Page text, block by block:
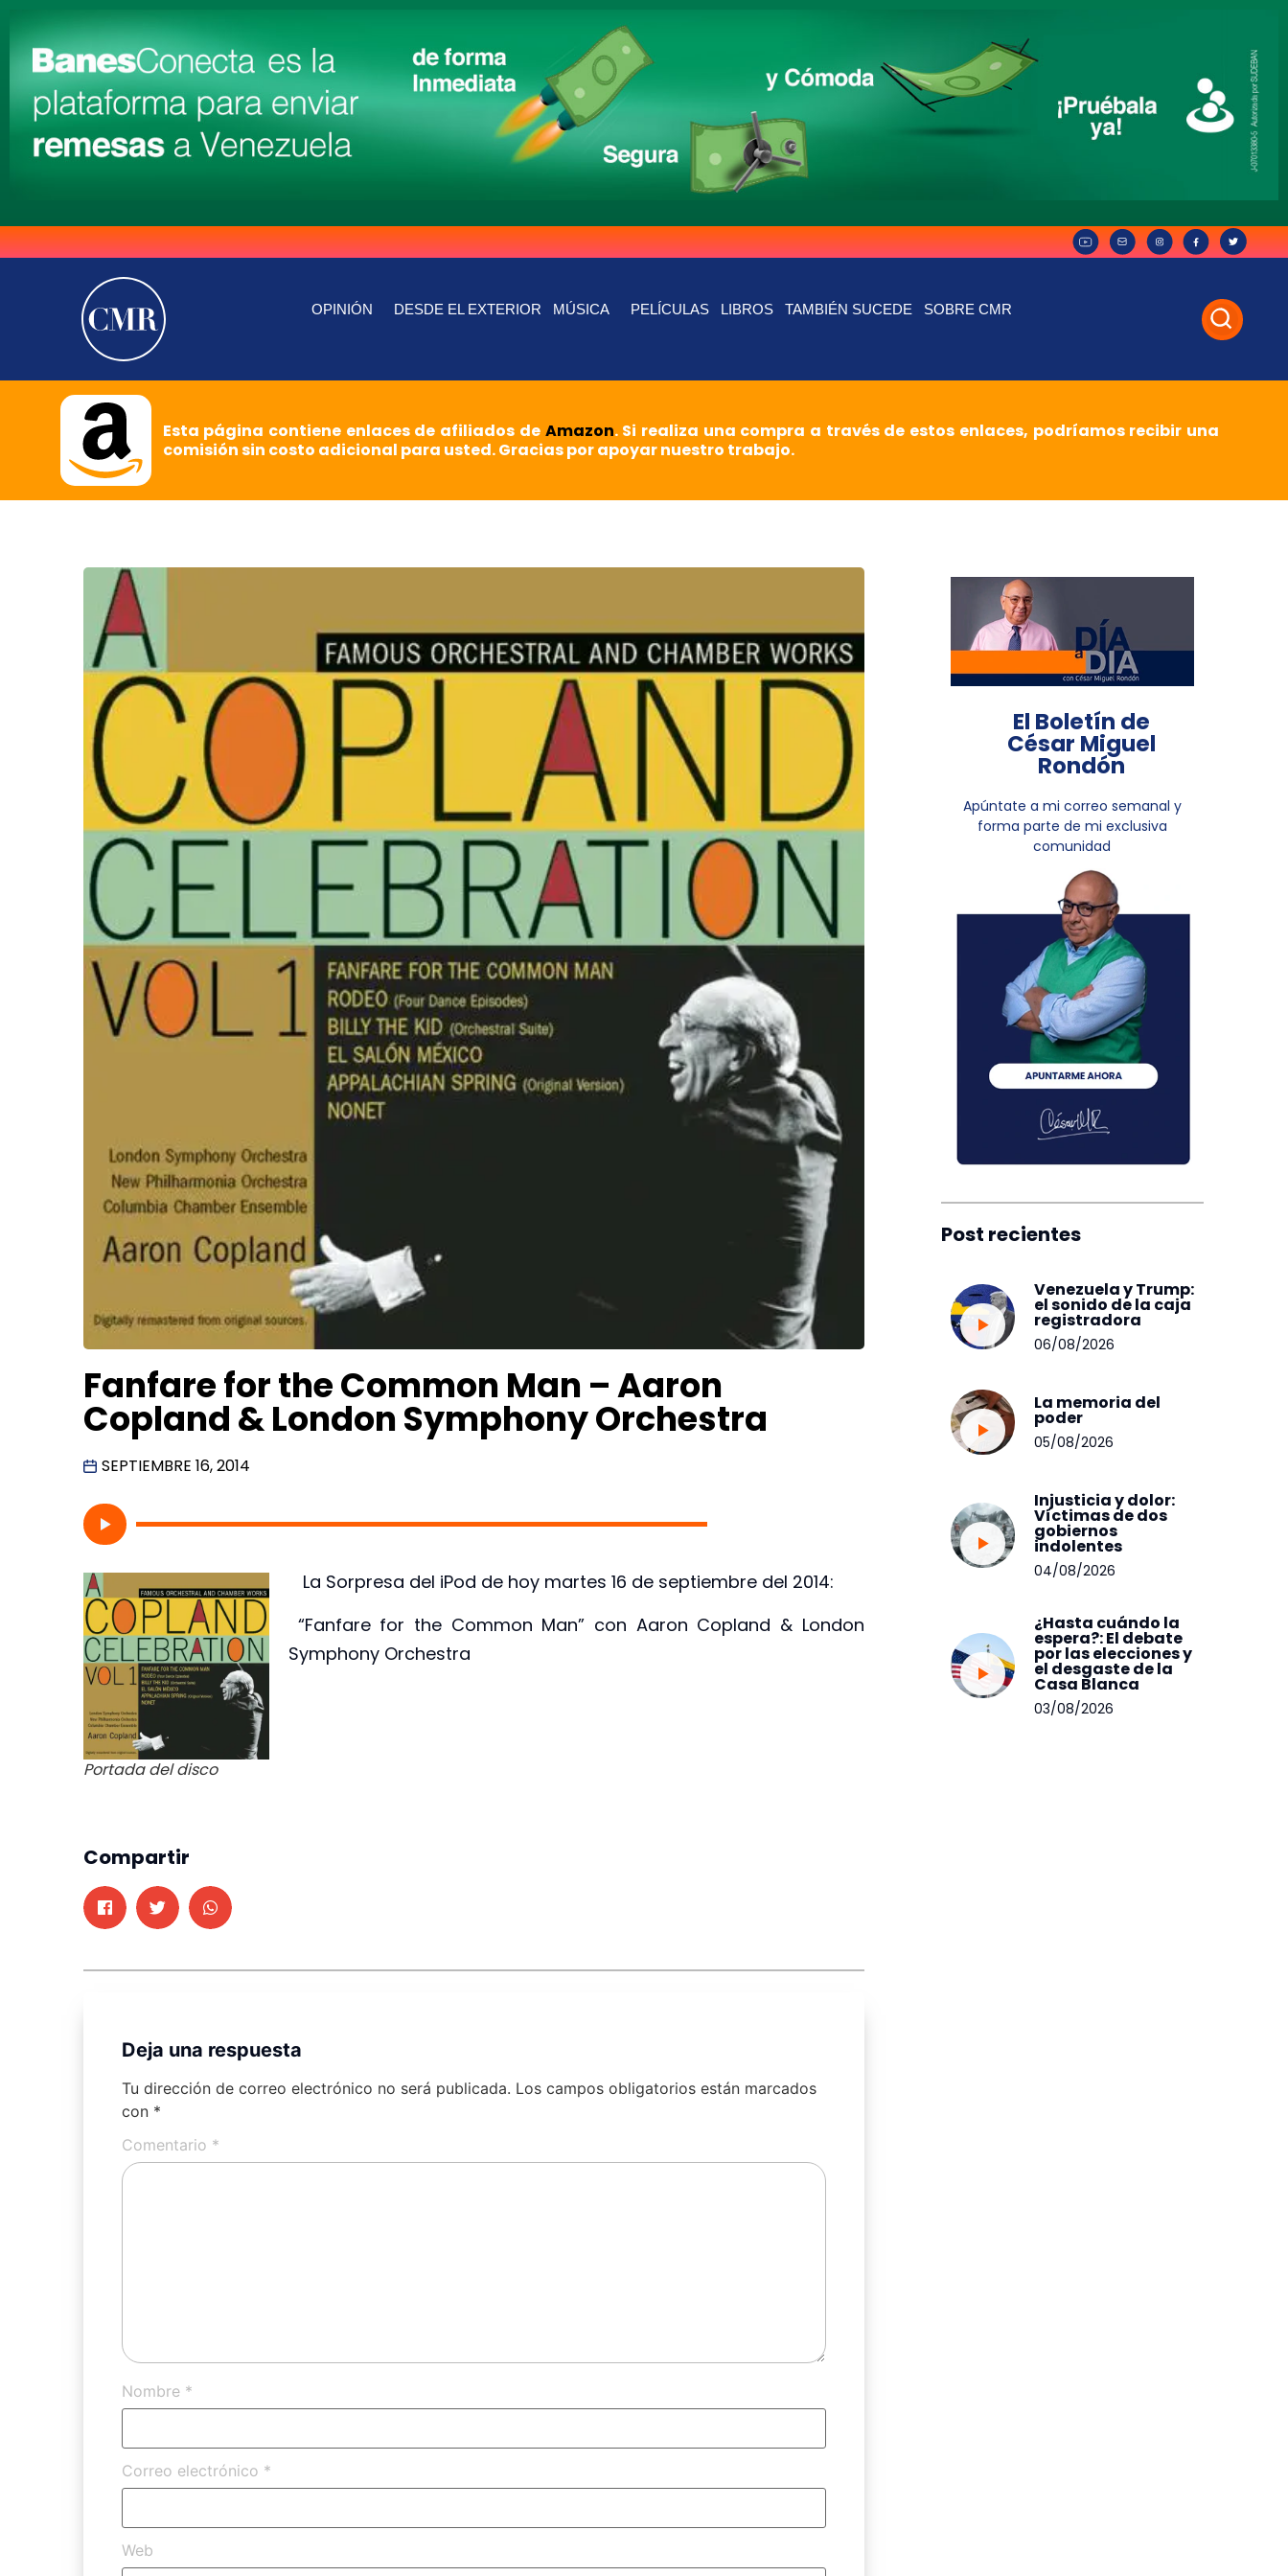
OPINIÓN DESDE EL EXTERIOR MÚSICA PELÍCULAS LIBROS TAMBIÉN SUCEDE SOBRE CMR
Esta página contiene enlaces de afiliados de Amazon. Si realiza una compra a través de estos enlaces, podríamos recibir una
comisión sin costo adicional para usted. Gracias por apoyar nuestro trabajo.
Fanfare for the Common Man – Aaron
Copland & London Symphony Orchestra
SEPTIEMBRE 16, 2014
Portada del disco
La Sorpresa del iPod de hoy martes 16 de septiembre del 2014:
“Fanfare for the Common Man” con Aaron Copland & London
Symphony Orchestra
Compartir
Deja una respuesta
Tu dirección de correo electrónico no será publicada. Los campos obligatorios están marcados
con *
Comentario *
Nombre *
Correo electrónico *
Web
El Boletín de
César Miguel
Rondón
Apúntate a mi correo semanal y
forma parte de mi exclusiva
comunidad
Post recientes
Venezuela y Trump:
el sonido de la caja
registradora
06/08/2026
La memoria del
poder
05/08/2026
Injusticia y dolor:
Víctimas de dos
gobiernos
indolentes
04/08/2026
¿Hasta cuándo la
espera?: El debate
por las elecciones y
el desgaste de la
Casa Blanca
03/08/2026